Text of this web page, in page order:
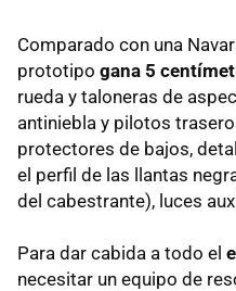
Comparado con una
prototipo gana 5
rueda y taloneras de
antiniebla y pilotos
protectores de bajos,
el perfil de las llantas
del cabestrante), luces
Para dar cabida a todo el
necesitar un equipo de